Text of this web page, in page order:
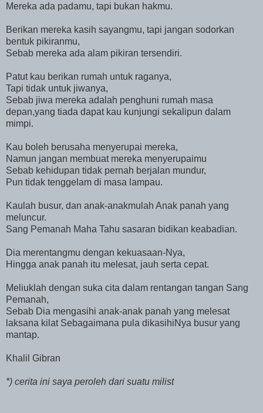
Mereka ada padamu, tapi bukan hakmu.
Berikan mereka kasih sayangmu, tapi jangan sodorkan
bentuk pikiranmu,
Sebab mereka ada alam pikiran tersendiri.
Patut kau berikan rumah untuk raganya,
Tapi tidak untuk jiwanya,
Sebab jiwa mereka adalah penghuni rumah masa
depan,yang tiada dapat kau kunjungi sekalipun dalam
mimpi.
Kau boleh berusaha menyerupai mereka,
Namun jangan membuat mereka menyerupaimu
Sebab kehidupan tidak pernah berjalan mundur,
Pun tidak tenggelam di masa lampau.
Kaulah busur, dan anak-anakmulah Anak panah yang
meluncur.
Sang Pemanah Maha Tahu sasaran bidikan keabadian.
Dia merentangmu dengan kekuasaan-Nya,
Hingga anak panah itu melesat, jauh serta cepat.
Meliuklah dengan suka cita dalam rentangan tangan Sang
Pemanah,
Sebab Dia mengasihi anak-anak panah yang melesat
laksana kilat Sebagaimana pula dikasihiNya busur yang
mantap.
Khalil Gibran
*) cerita ini saya peroleh dari suatu milist